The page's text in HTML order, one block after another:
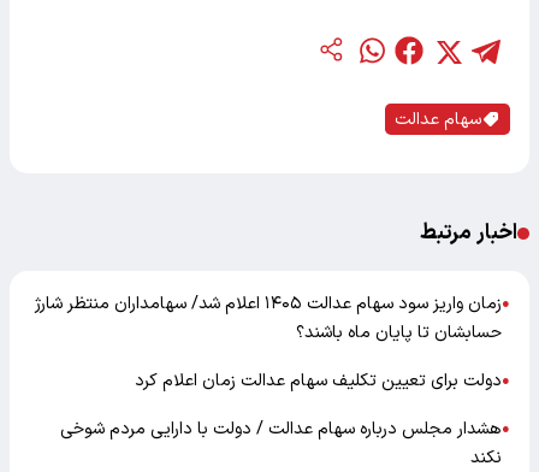
سهام عدالت
اخبار مرتبط
●
زمان واریز سود سهام عدالت ۱۴۰۵ اعلام شد/ سهامداران منتظر شارژ
حسابشان تا پایان ماه باشند؟
●دولت برای تعیین تکلیف سهام عدالت زمان اعلام کرد
●هشدار مجلس درباره سهام عدالت / دولت با دارایی مردم شوخی
نکند